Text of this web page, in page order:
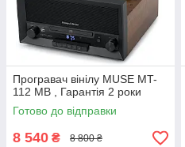
Програвач вінілу MUSE MT-
112 MB , Гарантія 2 роки
Готово до відправки
8 540 ₴ 8 800 ₴